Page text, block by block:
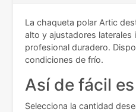
La chaqueta polar Artic
alto y ajustadores laterales
profesional duradero.
condiciones de frío.
Así de fácil
Selecciona la cantidad